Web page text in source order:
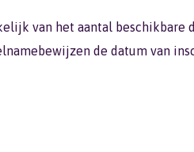
van het aantal beschikbare
de datum van